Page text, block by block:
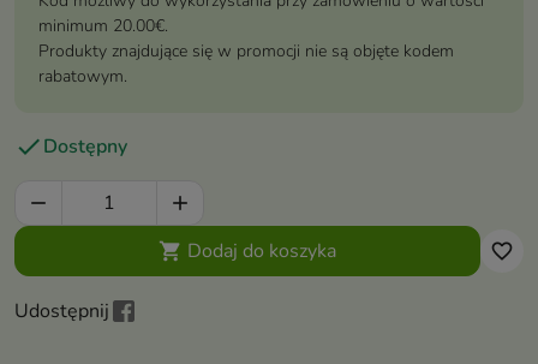
minimum 20.00€.
Produkty znajdujące się w promocji nie są objęte kodem
rabatowym.
Dostępny


 Dodaj do koszyka favorite_border
Udostępnij